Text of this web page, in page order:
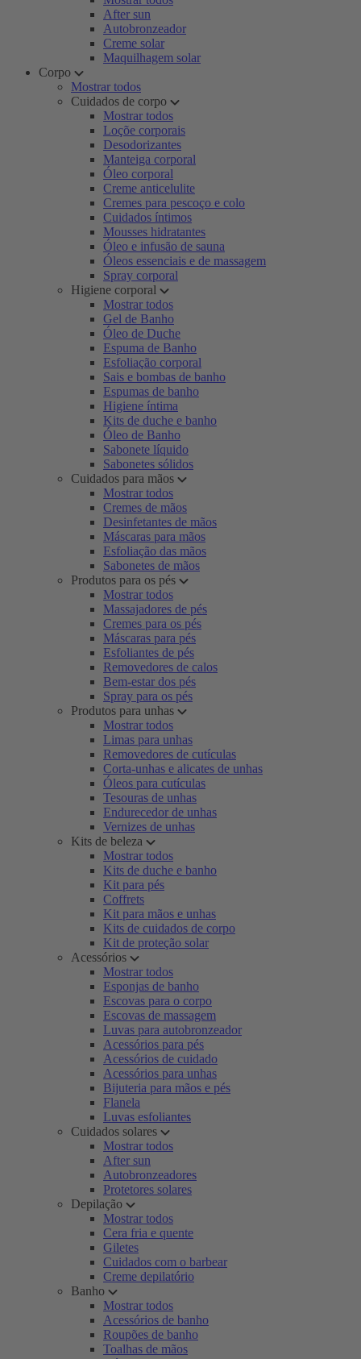
After sun
Autobronzeador
Creme solar
Maquilhagem solar
Corpo
Mostrar todos
Cuidados de corpo
Mostrar todos
Loçõe corporais
Desodorizantes
Manteiga corporal
Óleo corporal
Creme anticelulite
Cremes para pescoço e colo
Cuidados íntimos
Mousses hidratantes
Óleo e infusão de sauna
Óleos essenciais e de massagem
Spray corporal
Higiene corporal
Mostrar todos
Gel de Banho
Óleo de Duche
Espuma de Banho
Esfoliação corporal
Sais e bombas de banho
Espumas de banho
Higiene íntima
Kits de duche e banho
Óleo de Banho
Sabonete líquido
Sabonetes sólidos
Cuidados para mãos
Mostrar todos
Cremes de mãos
Desinfetantes de mãos
Máscaras para mãos
Esfoliação das mãos
Sabonetes de mãos
Produtos para os pés
Mostrar todos
Massajadores de pés
Cremes para os pés
Máscaras para pés
Esfoliantes de pés
Removedores de calos
Bem-estar dos pés
Spray para os pés
Produtos para unhas
Mostrar todos
Limas para unhas
Removedores de cutículas
Corta-unhas e alicates de unhas
Óleos para cutículas
Tesouras de unhas
Endurecedor de unhas
Vernizes de unhas
Kits de beleza
Mostrar todos
Kits de duche e banho
Kit para pés
Coffrets
Kit para mãos e unhas
Kits de cuidados de corpo
Kit de proteção solar
Acessórios
Mostrar todos
Esponjas de banho
Escovas para o corpo
Escovas de massagem
Luvas para autobronzeador
Acessórios para pés
Acessórios de cuidado
Acessórios para unhas
Bijuteria para mãos e pés
Flanela
Luvas esfoliantes
Cuidados solares
Mostrar todos
After sun
Autobronzeadores
Protetores solares
Depilação
Mostrar todos
Cera fria e quente
Giletes
Cuidados com o barbear
Creme depilatório
Banho
Mostrar todos
Acessórios de banho
Roupões de banho
Toalhas de mãos